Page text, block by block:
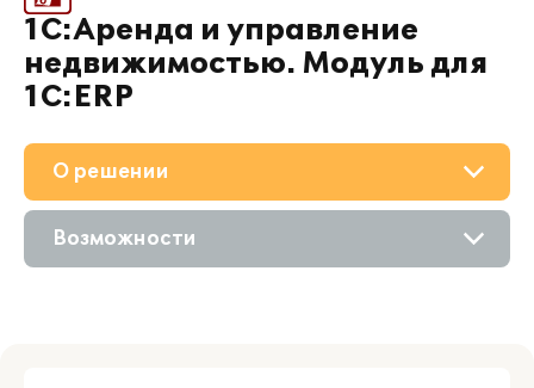
1С:Аренда и управление
недвижимостью. Модуль для
1С:ERP
О решении
Приобретение
Возможности